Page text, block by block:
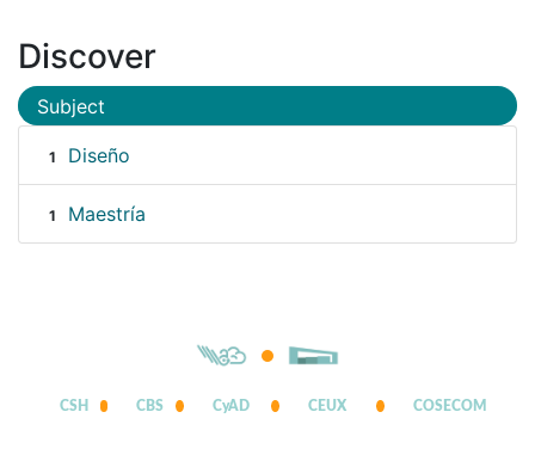
Discover
Subject
1 Diseño
1 Maestría
CSH CBS CyAD CEUX COSECOM